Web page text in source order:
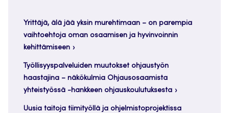
Yrittäjä, älä jää yksin murehtimaan – on parempia
vaihtoehtoja oman osaamisen ja hyvinvoinnin
kehittämiseen
Työllisyyspalveluiden muutokset ohjaustyön
haastajina – näkökulmia Ohjausosaamista
yhteistyössä -hankkeen ohjauskoulutuksesta
Uusia taitoja tiimityöllä ja ohjelmistoprojektissa